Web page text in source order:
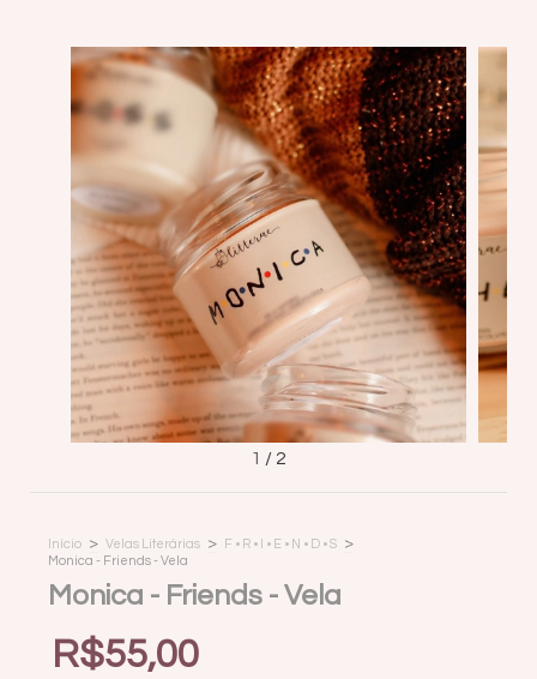
1 / 2
Início > Velas Literárias > F • R • I • E • N • D • S >
Monica - Friends - Vela
Monica - Friends - Vela
R$55,00